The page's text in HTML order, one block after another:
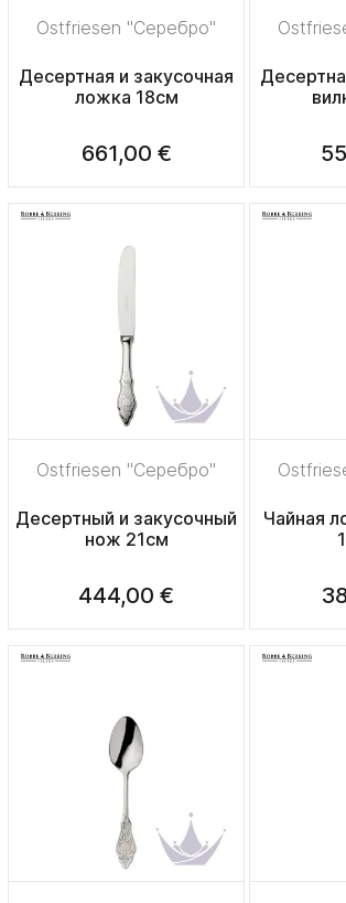
Ostfriesen "Серебро"
Десертная и закусочная
ложка 18см
661,00 €
Ostfriesen "Серебро"
Десертный и закусочный
нож 21см
444,00 €
Чайная